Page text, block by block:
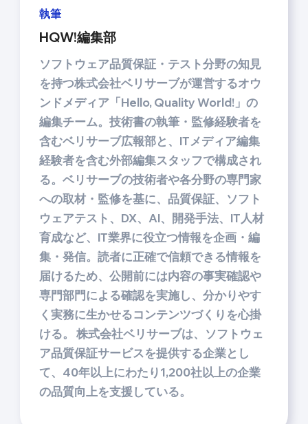
執筆
HQW!編集部
ソフトウェア品質保証・テスト分野の知見
を持つ株式会社ベリサーブが運営するオウ
ンドメディア「Hello, Quality World!」の
編集チーム。技術書の執筆・監修経験者を
含むベリサーブ広報部と、ITメディア編集
経験者を含む外部編集スタッフで構成され
る。ベリサーブの技術者や各分野の専門家
への取材・監修を基に、品質保証、ソフト
ウェアテスト、DX、AI、開発手法、IT人材
育成など、IT業界に役立つ情報を企画・編
集・発信。読者に正確で信頼できる情報を
届けるため、公開前には内容の事実確認や
専門部門による確認を実施し、分かりやす
く実務に生かせるコンテンツづくりを心掛
ける。 株式会社ベリサーブは、ソフトウェ
ア品質保証サービスを提供する企業とし
て、40年以上にわたり1,200社以上の企業
の品質向上を支援している。